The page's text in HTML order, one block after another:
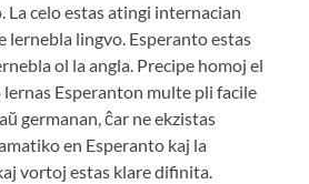
La celo estas atingi internacian
lernebla lingvo. Esperanto estas
ol la angla. Precipe homoj el
Esperanton multe pli facile
germanan, ĉar ne ekzistas
en Esperanto kaj la
vortoj estas klare difinita.